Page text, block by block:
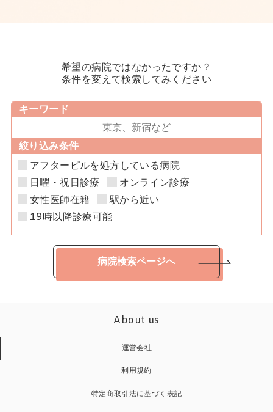
希望の病院ではなかったですか？
条件を変えて検索してみください
キーワード
絞り込み条件
アフターピルを処方している病院
日曜・祝日診療
オンライン診療
女性医師在籍
駅から近い
19時以降診療可能
病院検索ページへ
About us
運営会社
利用規約
特定商取引法に基づく表記